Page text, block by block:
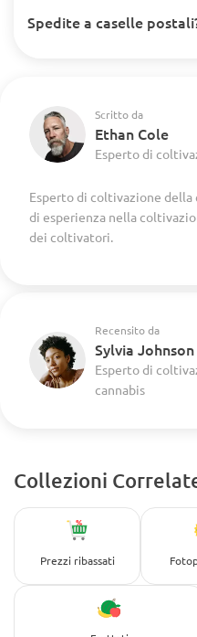
Spedite a caselle
Scritto da
Ethan Cole
Esperto di
Esperto di coltivazione
di esperienza nella
dei coltivatori.
Recensito da
Sylvia Johnson
Esperto di
cannabis
Collezioni
Prezzi ribassati